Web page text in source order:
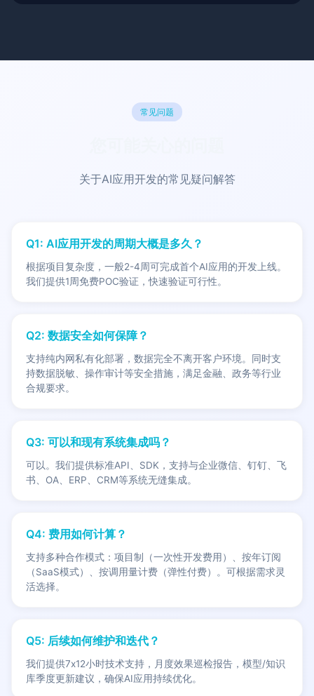
常见问题
关于AI应用开发的常见疑问解答
Q1: AI应用开发的周期大概是多久？
根据项目复杂度，一般2-4周可完成首个AI应用的开发上线。
我们提供1周免费POC验证，快速验证可行性。
Q2: 数据安全如何保障？
支持纯内网私有化部署，数据完全不离开客户环境。同时支
持数据脱敏、操作审计等安全措施，满足金融、政务等行业
合规要求。
Q3: 可以和现有系统集成吗？
可以。我们提供标准API、SDK，支持与企业微信、钉钉、飞
书、OA、ERP、CRM等系统无缝集成。
Q4: 费用如何计算？
支持多种合作模式：项目制（一次性开发费用）、按年订阅
（SaaS模式）、按调用量计费（弹性付费）。可根据需求灵
活选择。
Q5: 后续如何维护和迭代？
我们提供7x12小时技术支持，月度效果巡检报告，模型/知识
库季度更新建议，确保AI应用持续优化。